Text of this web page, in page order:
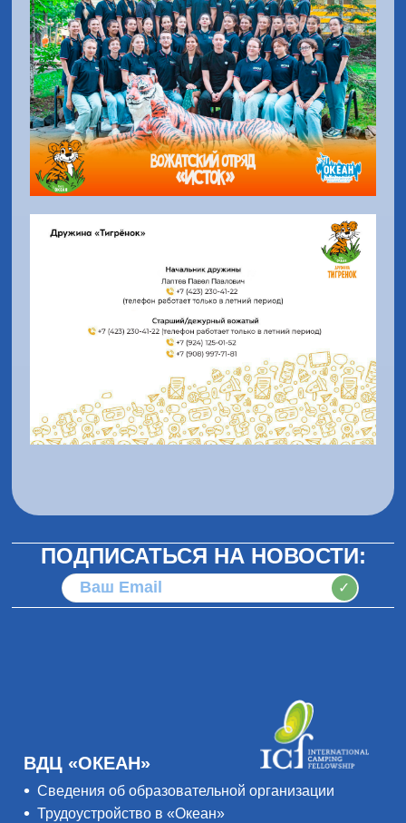
ПОДПИСАТЬСЯ НА НОВОСТИ:
✓
ВДЦ «ОКЕАН»
Сведения об образовательной организации
Трудоустройство в «Океан»